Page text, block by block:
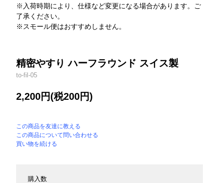
※入荷時期により、仕様など変更になる場合があります。ご
了承ください。
※スモール便はおすすめしません。
精密やすり ハーフラウンド スイス製
to-fil-05
2,200円(税200円)
この商品を友達に教える
この商品について問い合わせる
買い物を続ける
購入数